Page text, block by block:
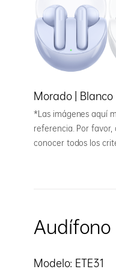
Morado | Blanco
*Las imágenes aquí
referencia. Por
conocer todos los
Audífono
Modelo: ETE31